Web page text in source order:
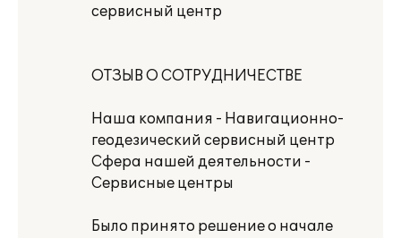
сервисный центр
ОТЗЫВ О СОТРУДНИЧЕСТВЕ
Наша компания - Навигационно-
геодезический сервисный центр
Сфера нашей деятельности -
Сервисные центры
Было принято решение о начале